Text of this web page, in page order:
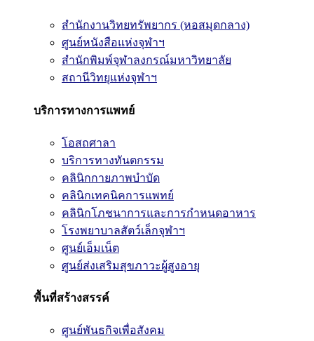
สำนักงานวิทยทรัพยากร (หอสมุดกลาง)
ศูนย์หนังสือแห่งจุฬาฯ
สำนักพิมพ์จุฬาลงกรณ์มหาวิทยาลัย
สถานีวิทยุแห่งจุฬาฯ
บริการทางการแพทย์
โอสถศาลา
บริการทางทันตกรรม
คลินิกกายภาพบำบัด
คลินิกเทคนิคการแพทย์
คลินิกโภชนาการและการกำหนดอาหาร
โรงพยาบาลสัตว์เล็กจุฬาฯ
ศูนย์เอ็มเน็ต
ศูนย์ส่งเสริมสุขภาวะผู้สูงอายุ
พื้นที่สร้างสรรค์
ศูนย์พันธกิจเพื่อสังคม